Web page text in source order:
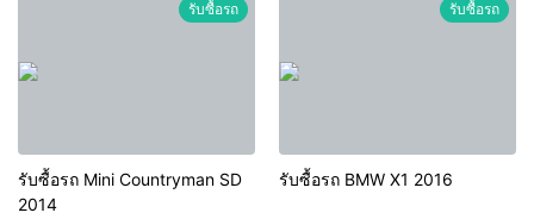
รับซื้อรถ
รับซื้อรถ Mini Countryman SD
2014
รับซื้อรถ
รับซื้อรถ BMW X1 2016